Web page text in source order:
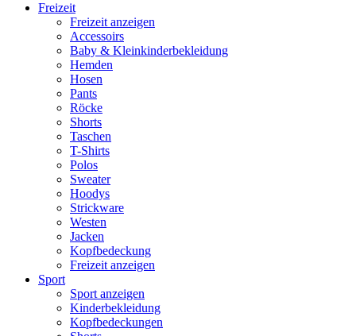
Freizeit
Freizeit anzeigen
Accessoirs
Baby & Kleinkinderbekleidung
Hemden
Hosen
Pants
Röcke
Shorts
Taschen
T-Shirts
Polos
Sweater
Hoodys
Strickware
Westen
Jacken
Kopfbedeckung
Freizeit anzeigen
Sport
Sport anzeigen
Kinderbekleidung
Kopfbedeckungen